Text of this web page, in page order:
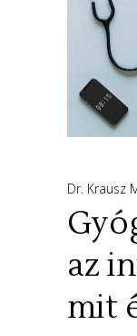
Dr. Krausz
az
mit